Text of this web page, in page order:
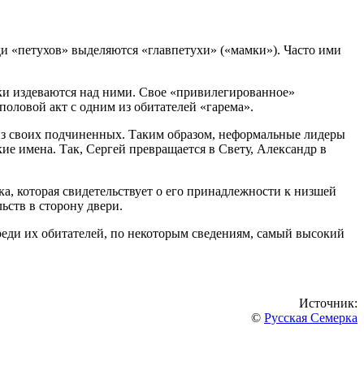
«петухов» выделяются «главпетухи» («мамки»). Часто ими
издеваются над ними. Свое «привилегированное»
акт с одним из обитателей «гарема».
своих подчиненных. Таким образом, неформальные лидеры
имена. Так, Сергей превращается в Свету, Александр в
которая свидетельствует о его принадлежности к низшей
в сторону двери.
их обитателей, по некоторым сведениям, самый высокий
Источник:
© Русская Семерка